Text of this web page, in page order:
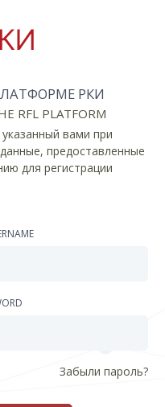
РКИ
RFL PLATFORM
вами при
предоставленные
для регистрации
Забыли пароль?